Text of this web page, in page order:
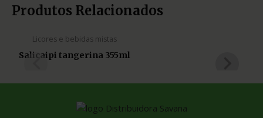
Produtos Relacionados
ESGOTADO
Licores e bebidas mistas
Salicaipi tangerina 355ml